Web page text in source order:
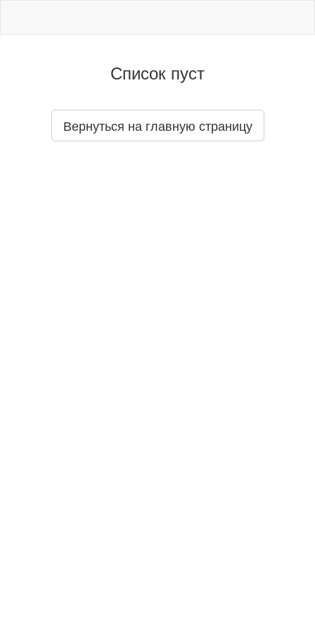
Список пуст
Вернуться на главную страницу